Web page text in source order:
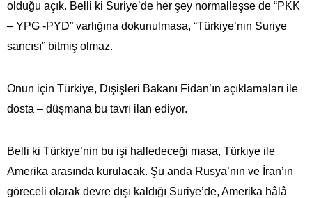
olduğu açık. Belli ki Suriye’de her şey normalleşse de “PKK
– YPG -PYD” varlığına dokunulmasa, “Türkiye’nin Suriye
sancısı” bitmiş olmaz.
Onun için Türkiye, Dışişleri Bakanı Fidan’ın açıklamaları ile
dosta – düşmana bu tavrı ilan ediyor.
Belli ki Türkiye’nin bu işi halledeceği masa, Türkiye ile
Amerika arasında kurulacak. Şu anda Rusya’nın ve İran’ın
göreceli olarak devre dışı kaldığı Suriye’de, Amerika hâlâ